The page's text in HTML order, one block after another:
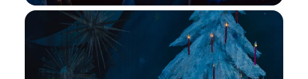
مسرح الدانة
انغمس في عروض عالمية مميزة على